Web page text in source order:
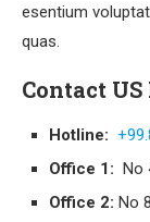
esentium
quas.
Contact US
Hotline:
Office 1: No
Office 2: No